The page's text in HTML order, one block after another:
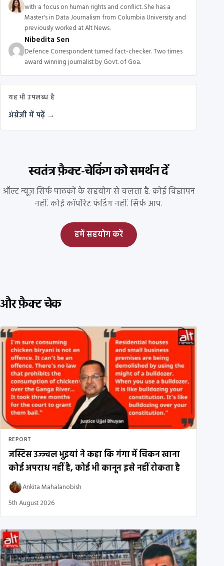
with a focus on human rights and conflict. She has a
Master's in Data Journalism from Columbia University and
previously worked at Alt News.
Nibedita Sen
Defence Correspondent turned fact-checker. Two times
award winning journalist by Govt. of Goa.
यह भी उपलब्ध है
अंग्रेज़ी में पढ़ें →
स्वतंत्र फ़ैक्ट-चेकिंग को समर्थन दें
ऑल्ट न्यूज़ सिर्फ पाठकों के सहयोग से चलता है. कोई विज्ञापन
नहीं. कोई कॉर्पोरेट फंडिंग नहीं. सिर्फ आप.
हमें सहयोग करें
और फ़ैक्ट चेक
REPORT
जस्टिस उज्ज्वल भुइयां ने कहा कि गंगा में चिकन खाना
कोई अपराध नहीं है, कोई भी कानून इसे नहीं रोकता है
Ankita Mahalanobish
5th August 2026